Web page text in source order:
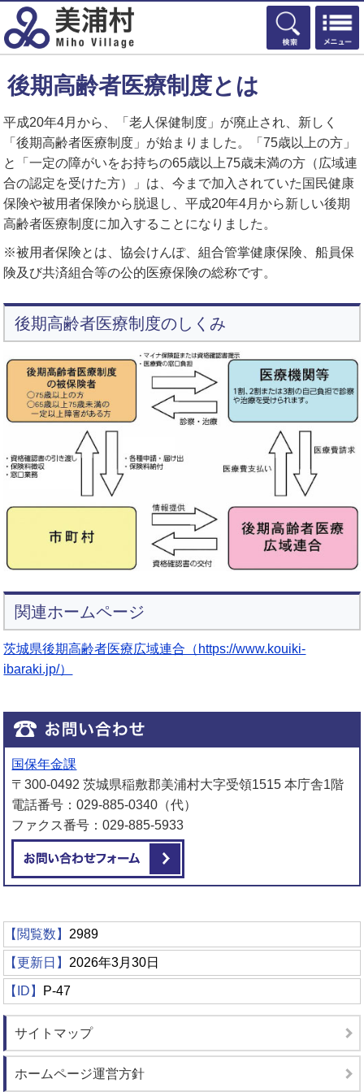
検索
後期高齢者医療制度とは
平成20年4月から、「老人保健制度」が廃止され、新しく
「後期高齢者医療制度」が始まりました。「75歳以上の方」
と「一定の障がいをお持ちの65歳以上75歳未満の方（広域連
合の認定を受けた方）」は、今まで加入されていた国民健康
保険や被用者保険から脱退し、平成20年4月から新しい後期
高齢者医療制度に加入することになりました。
※被用者保険とは、協会けんぽ、組合管掌健康保険、船員保
険及び共済組合等の公的医療保険の総称です。
後期高齢者医療制度のしくみ
関連ホームページ
茨城県後期高齢者医療広域連合（https://www.kouiki-
ibaraki.jp/）
国保年金課
〒300-0492 茨城県稲敷郡美浦村大字受領1515 本庁舎1階
電話番号：029-885-0340（代）
ファクス番号：029-885-5933
【閲覧数】 2989
【更新日】 2026年3月30日
【ID】 P-47
サイトマップ
ホームページ運営方針